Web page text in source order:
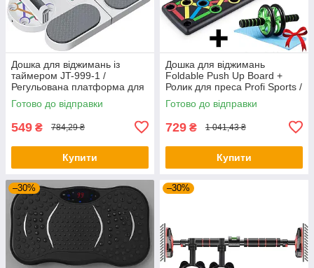
Дошка для віджимань із
таймером JT-999-1 /
Регульована платформа для
віджимань / Фітнес тренажер
для преса
Готово до відправки
549 ₴ 784,29 ₴
Купити
Дошка для віджимань
Foldable Push Up Board +
Ролик для преса Profi Sports /
Платформа з упорами
Готово до відправки
729 ₴ 1 041,43 ₴
Купити
–30% –30%